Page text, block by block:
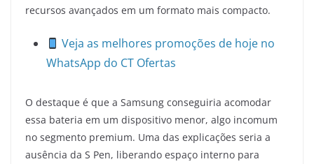
recursos avançados em um formato mais compacto.
Veja as melhores promoções de hoje no
WhatsApp do CT Ofertas
O destaque é que a Samsung conseguiria acomodar
essa bateria em um dispositivo menor, algo incomum
no segmento premium. Uma das explicações seria a
ausência da S Pen, liberando espaço interno para